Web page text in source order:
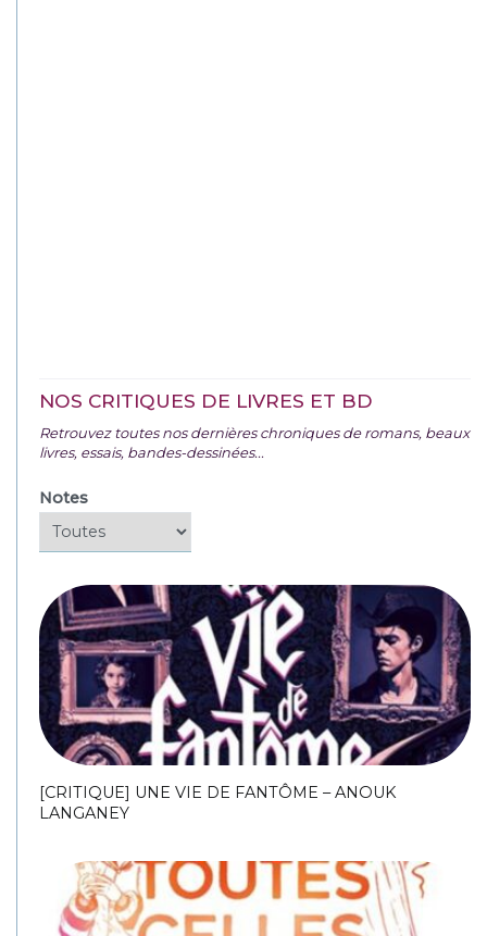
NOS CRITIQUES DE LIVRES ET BD
Retrouvez toutes nos dernières chroniques de romans, beaux
livres, essais, bandes-dessinées...
Notes
[CRITIQUE] UNE VIE DE FANTÔME – ANOUK
LANGANEY